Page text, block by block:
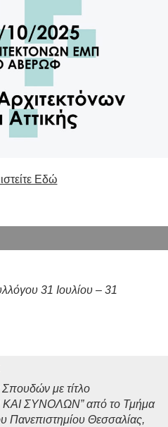
Εδώ
31 Ιουλίου – 31
με τίτλο
ΣΥΝΟΛΩΝ” από το Τμήμα
Πανεπιστημίου Θεσσαλίας,